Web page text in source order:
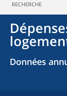
RECHERCHE
Données